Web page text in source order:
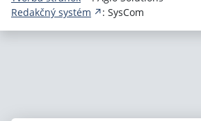
Redakčný systém
: SysCom